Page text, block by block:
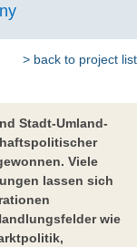
> back to project list
Stadt-Umland-
Viele
lassen sich
wie